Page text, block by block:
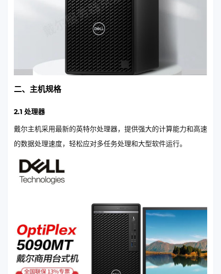
二、主机规格
2.1 处理器
戴尔主机采用最新的英特尔处理器，提供强大的计算能力和高速
的数据处理速度，轻松应对多任务处理和大型软件运行。